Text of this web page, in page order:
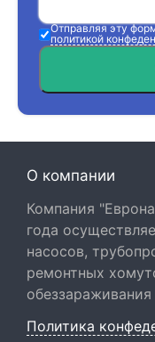
Отправляя эту
политикой
О компании
Компания
года
насосов,
ремонтных
Политика